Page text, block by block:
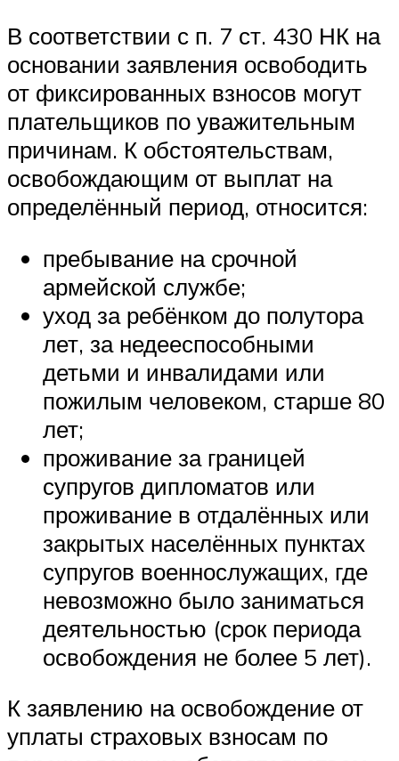
В соответствии с п. 7 ст. 430 НК на
основании заявления освободить
от фиксированных взносов могут
плательщиков по уважительным
причинам. К обстоятельствам,
освобождающим от выплат на
определённый период, относится:
пребывание на срочной
армейской службе;
уход за ребёнком до полутора
лет, за недееспособными
детьми и инвалидами или
пожилым человеком, старше 80
лет;
проживание за границей
супругов дипломатов или
проживание в отдалённых или
закрытых населённых пунктах
супругов военнослужащих, где
невозможно было заниматься
деятельностью (срок периода
освобождения не более 5 лет).
К заявлению на освобождение от
уплаты страховых взносам по